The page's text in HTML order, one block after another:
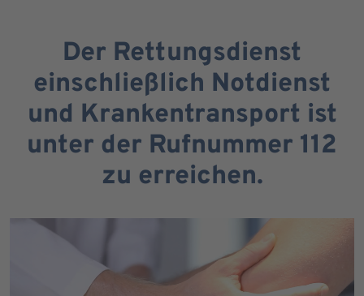
Der Rettungsdienst
einschließlich Notdienst
und Krankentransport ist
unter der Rufnummer 112
zu erreichen.